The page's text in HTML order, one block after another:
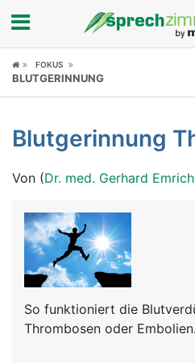
Fokus
Symptome
Untersuchungen
News
Ratgeber
Rubriken
FOKUS
BLUTGERINNUNG
Blutgerinnung
Von (Dr. med. Gerhard Emrich
So funktioniert die
Thrombosen oder Embolien.